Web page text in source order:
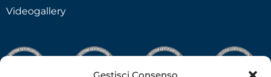
Videogallery